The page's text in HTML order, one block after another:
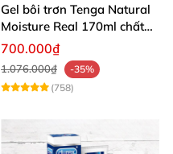
Gel bôi trơn Tenga Natural
Moisture Real 170ml chất
lượng cao mềm mượt an
700.000₫
1.076.000₫
-35%
(758)